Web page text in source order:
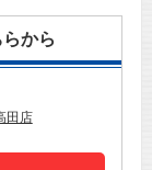
から
田店